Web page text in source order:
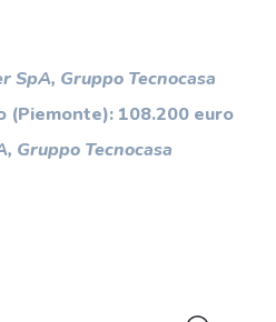
SpA, Gruppo Tecnocasa
(Piemonte): 108.200 euro
Gruppo Tecnocasa